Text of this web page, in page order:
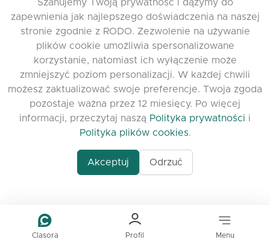
Clasora Profil Menu
Warunki korzystania
Release Notes
Agent-7/Maximizing-
of-education-
© 2026 clasora.com platform | Wszelkie prawa
zastrzeżone | Developed byC9 Group
Szanujemy Twoją prywatność i dążymy do
zapewnienia jak najlepszego doświadczenia na naszej
stronie zgodnie z RODO. Zezwolenie na używanie
plików cookie umożliwia spersonalizowane
korzystanie, natomiast ich wyłączenie może
zmniejszyć poziom personalizacji. W każdej chwili
możesz zaktualizować swoje preferencje. Twoja zgoda
pozostaje ważna przez 12 miesięcy. Po więcej
informacji, przeczytaj naszą Polityka prywatności i
Polityka plików cookies.
Akceptuj Odrzuć